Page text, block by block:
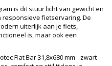
is dit stuur licht van gewicht en
fietservaring. De
uiterlijk aan je fiets,
is, maar ook een
Flat Bar 31,8x680 mm - zwart